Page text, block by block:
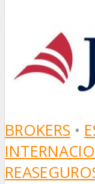
BROKERS •